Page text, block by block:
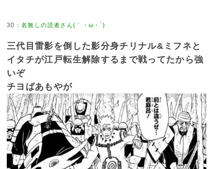
30
三代目雷影を倒した影分身チリナル&ミフネと
イタチが江戸転生解除するまで戦ってたから強
いぞ
チヨばあもやが